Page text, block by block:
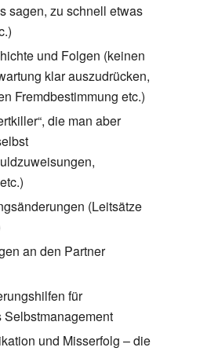
sagen, zu schnell etwas
und Folgen (keinen
klar auszudrücken,
Fremdbestimmung etc.)
die man aber
(Leitsätze
an den Partner
für
Selbstmanagement
und Misserfolg – die